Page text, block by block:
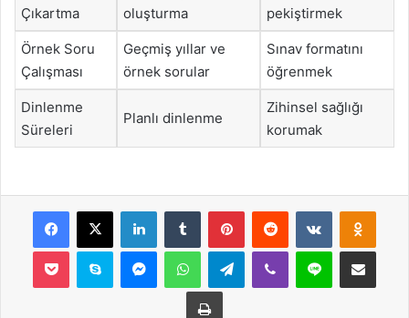
Çıkartma
oluşturma
pekiştirmek
Örnek Soru
Çalışması
Geçmiş yıllar ve
örnek sorular
Sınav formatını
öğrenmek
Dinlenme
Süreleri
Planlı dinlenme
Zihinsel sağlığı
korumak
Facebook
X LinkedInTumblr PinterestReddit VKontakte
Pocket Skype MessengerWhatsAppTelegramViber Line E-Posta ile
Yazdır